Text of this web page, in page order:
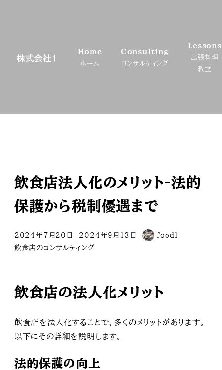
Home
ホーム
Consulting
コンサルティング
Lessons
出張料理
教室
飲食店法人化のメリット-法的
保護から税制優遇まで
2024年7月20日 2024年9月13日
著
food1
カテゴリー
飲食店のコンサルティング
飲食店の法人化メリット
飲食店を法人化することで、多くのメリットがあります。
以下にその詳細を説明します。
法的保護の向上